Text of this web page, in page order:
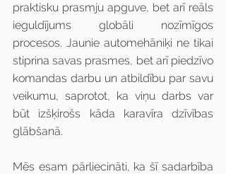
praktisku prasmju apguve, bet arī reāls
ieguldījums globāli nozīmīgos
procesos. Jaunie automehāniķi ne tikai
stiprina savas prasmes, bet arī piedzīvo
komandas darbu un atbildību par savu
veikumu, saprotot, ka viņu darbs var
būt izšķirošs kāda karavīra dzīvības
glābšanā.
Mēs esam pārliecināti, ka šī sadarbība